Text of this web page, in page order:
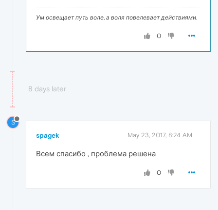
Ум освещает путь воле, а воля повелевает действиями.
0
8 days later
S
spagek May 23, 2017, 8:24 AM
Всем спасибо , проблема решена
0